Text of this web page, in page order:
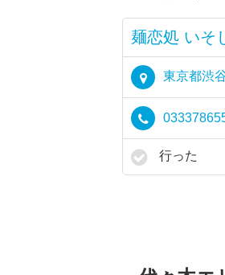
麺恋処 いそ
東京都渋
行った